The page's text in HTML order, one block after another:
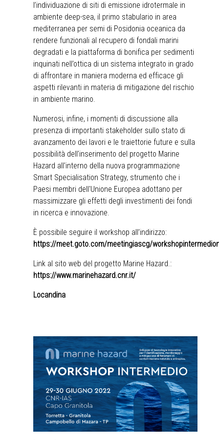
l’individuazione di siti di emissione idrotermale in
ambiente deep-sea, il primo stabulario in area
mediterranea per semi di Posidonia oceanica da
rendere funzionali al recupero di fondali marini
degradati e la piattaforma di bonifica per sedimenti
inquinati nell’ottica di un sistema integrato in grado
di affrontare in maniera moderna ed efficace gli
aspetti rilevanti in materia di mitigazione del rischio
in ambiente marino.
Numerosi, infine, i momenti di discussione alla
presenza di importanti stakeholder sullo stato di
avanzamento dei lavori e le traiettorie future e sulla
possibilità dell’inserimento del progetto Marine
Hazard all’interno della nuova programmazione
Smart Specialisation Strategy, strumento che i
Paesi membri dell'Unione Europea adottano per
massimizzare gli effetti degli investimenti dei fondi
in ricerca e innovazione.
È possibile seguire il workshop all’indirizzo:
https://meet.goto.com/meetingiascg/
Link al sito web del progetto Marine Hazard.:
https://www.marinehazard.cnr.it/
Locandina